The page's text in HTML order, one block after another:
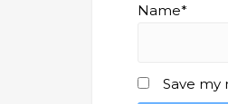
Name*
Save my